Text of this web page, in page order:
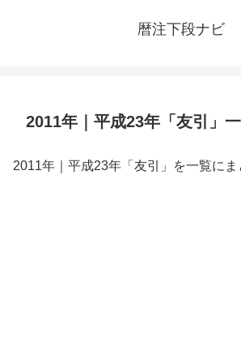
暦注下段ナビ
2011年｜平成23年「友引」
2011年｜平成23年「友引」を一覧にま